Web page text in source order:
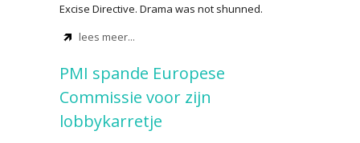
Excise Directive. Drama was not shunned.
lees meer...
PMI spande Europese
Commissie voor zijn
lobbykarretje